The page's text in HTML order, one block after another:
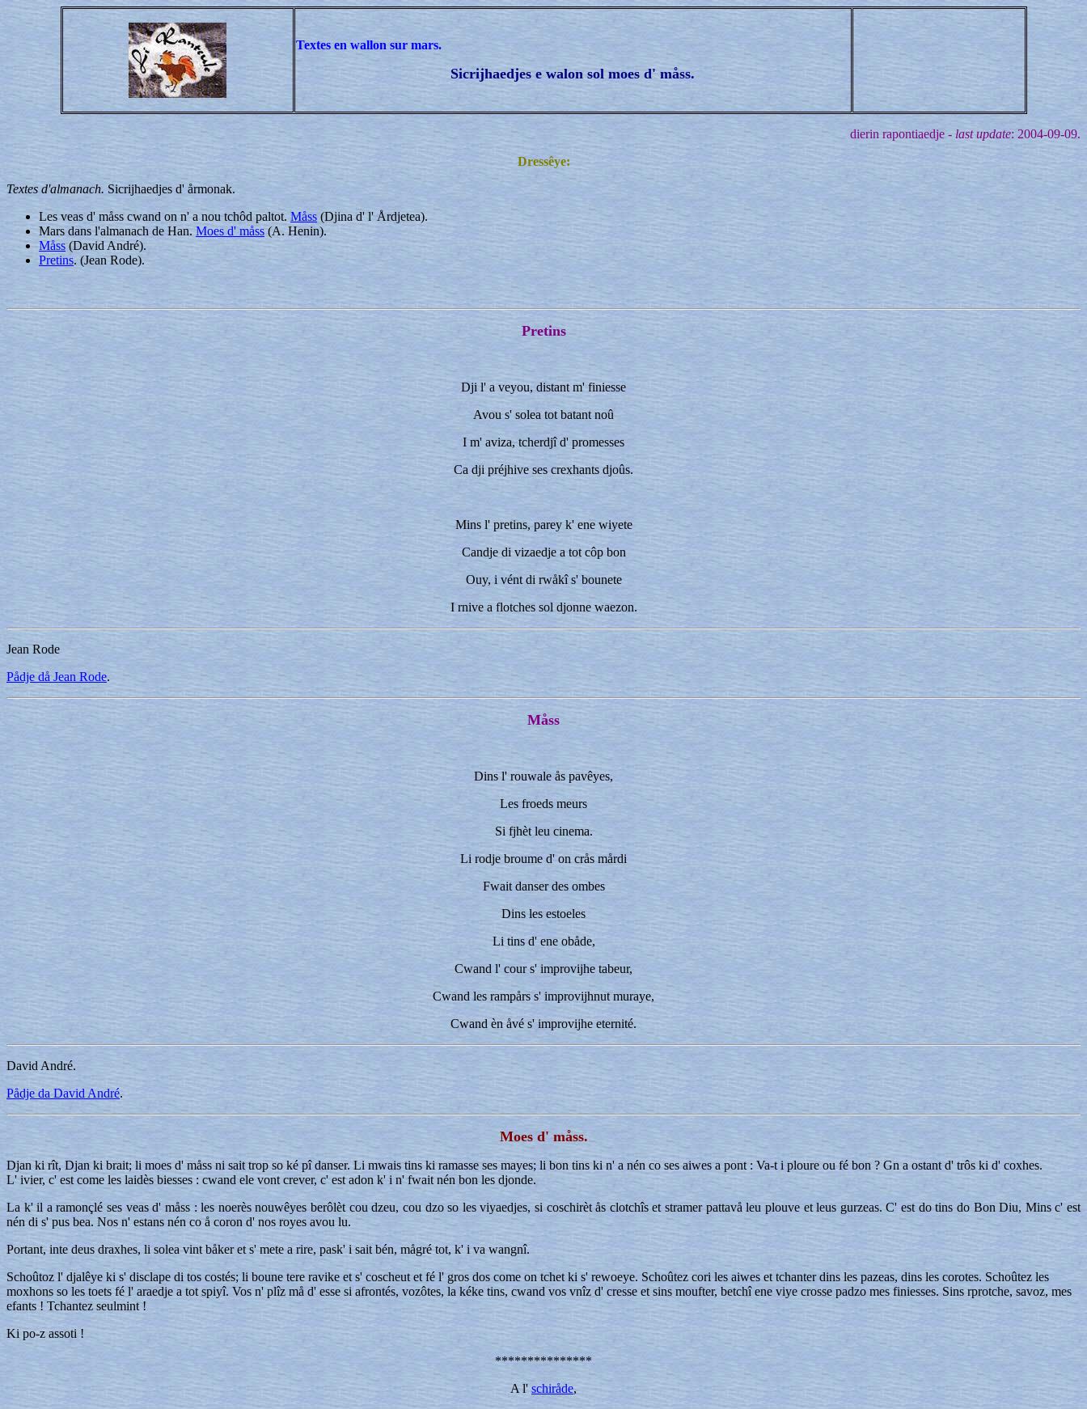
Textes en wallon sur mars.
Sicrijhaedjes e walon sol moes d' måss.
dierin rapontiaedje - last update: 2004-09-09.
Dressêye:
Textes d'almanach. Sicrijhaedjes d' årmonak.
Les veas d' måss cwand on n' a nou tchôd paltot. Måss (Djina d' l' Årdjetea).
Mars dans l'almanach de Han. Moes d' måss (A. Henin).
Måss (David André).
Pretins. (Jean Rode).
Pretins
Dji l' a veyou, distant m' finiesse
Avou s' solea tot batant noû
I m' aviza, tcherdjî d' promesses
Ca dji préjhive ses crexhants djoûs.
Mins l' pretins, parey k' ene wiyete
Candje di vizaedje a tot côp bon
Ouy, i vént di rwåkî s' bounete
I rnive a flotches sol djonne waezon.
Jean Rode
Pådje då Jean Rode.
Måss
Dins l' rouwale ås pavêyes,
Les froeds meurs
Si fjhèt leu cinema.
Li rodje broume d' on crås mårdi
Fwait danser des ombes
Dins les estoeles
Li tins d' ene obåde,
Cwand l' cour s' improvijhe tabeur,
Cwand les rampårs s' improvijhnut muraye,
Cwand èn åvé s' improvijhe eternité.
David André.
Pådje da David André.
Moes d' måss.
Djan ki rît, Djan ki brait; li moes d' måss ni sait trop so ké pî danser. Li mwais tins ki ramasse ses mayes; li bon tins ki n' a nén co ses aiwes a pont : Va-t i ploure ou fé bon ? Gn a ostant d' trôs ki d' coxhes.
L' ivier, c' est come les laidès biesses : cwand ele vont crever, c' est adon k' i n' fwait nén bon les djonde.
La k' il a ramonçlé ses veas d' måss : les noerès nouwêyes berôlèt cou dzeu, cou dzo so les viyaedjes, si coschirèt ås clotchîs et stramer pattavå leu plouve et leus gurzeas. C' est do tins do Bon Diu, Mins c' est
nén di s' pus bea. Nos n' estans nén co å coron d' nos royes avou lu.
Portant, inte deus draxhes, li solea vint båker et s' mete a rire, pask' i sait bén, mågré tot, k' i va wangnî.
Schoûtoz l' djalêye ki s' disclape di tos costés; li boune tere ravike et s' coscheut et fé l' gros dos come on tchet ki s' rewoeye. Schoûtez cori les aiwes et tchanter dins les pazeas, dins les corotes. Schoûtez les
moxhons so les toets fé l' araedje a tot spiyî. Vos n' plîz må d' esse si afrontés, vozôtes, la kéke tins, cwand vos vnîz d' cresse et sins moufter, betchî ene viye crosse padzo mes finiesses. Sins rprotche, savoz, mes
efants ! Tchantez seulmint !
Ki po-z assoti !
***************
A l'schiråde,